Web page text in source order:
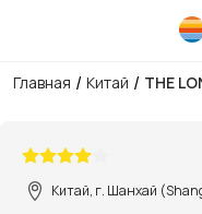
Главная / Китай / THE
Китай, г. Шанхай